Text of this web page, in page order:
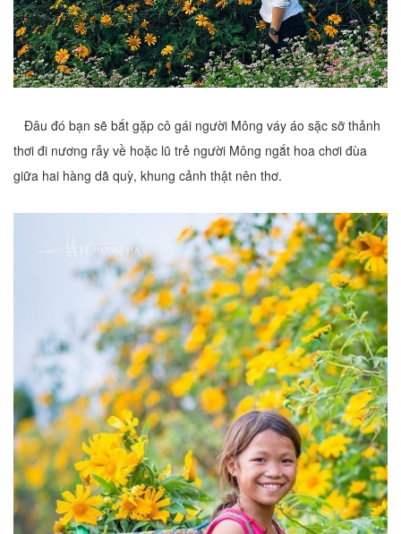
Đâu đó bạn sẽ bắt gặp cô gái người Mông váy áo sặc sỡ thảnh
thơi đi nương rẫy về hoặc lũ trẻ người Mông ngắt hoa chơi đùa
giữa hai hàng dã quỳ, khung cảnh thật nên thơ.